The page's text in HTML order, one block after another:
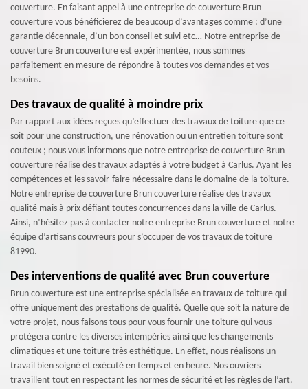
couverture. En faisant appel à une entreprise de couverture Brun
couverture vous bénéficierez de beaucoup d’avantages comme : d’une
garantie décennale, d’un bon conseil et suivi etc… Notre entreprise de
couverture Brun couverture est expérimentée, nous sommes
parfaitement en mesure de répondre à toutes vos demandes et vos
besoins.
Des travaux de qualité à moindre prix
Par rapport aux idées reçues qu’effectuer des travaux de toiture que ce
soit pour une construction, une rénovation ou un entretien toiture sont
couteux ; nous vous informons que notre entreprise de couverture Brun
couverture réalise des travaux adaptés à votre budget à Carlus. Ayant les
compétences et les savoir-faire nécessaire dans le domaine de la toiture.
Notre entreprise de couverture Brun couverture réalise des travaux
qualité mais à prix défiant toutes concurrences dans la ville de Carlus.
Ainsi, n’hésitez pas à contacter notre entreprise Brun couverture et notre
équipe d’artisans couvreurs pour s’occuper de vos travaux de toiture
81990.
Des interventions de qualité avec Brun couverture
Brun couverture est une entreprise spécialisée en travaux de toiture qui
offre uniquement des prestations de qualité. Quelle que soit la nature de
votre projet, nous faisons tous pour vous fournir une toiture qui vous
protègera contre les diverses intempéries ainsi que les changements
climatiques et une toiture très esthétique. En effet, nous réalisons un
travail bien soigné et exécuté en temps et en heure. Nos ouvriers
travaillent tout en respectant les normes de sécurité et les règles de l’art.